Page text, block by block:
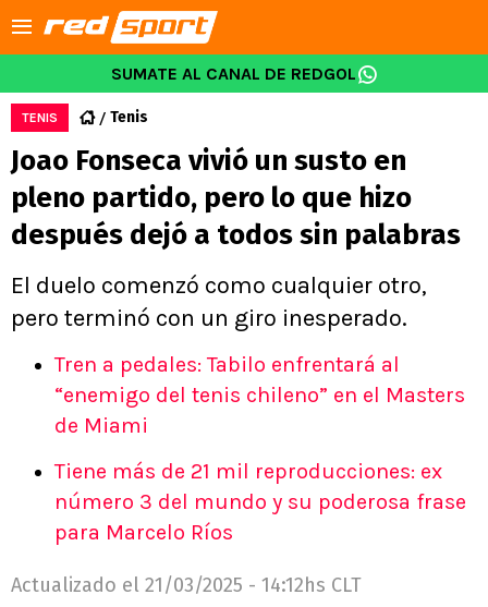
SUMATE AL CANAL DE REDGOL
TENIS Tenis
Joao Fonseca vivió un susto en
pleno partido, pero lo que hizo
después dejó a todos sin palabras
El duelo comenzó como cualquier otro,
pero terminó con un giro inesperado.
Tren a pedales: Tabilo enfrentará al
“enemigo del tenis chileno” en el Masters
de Miami
Tiene más de 21 mil reproducciones: ex
número 3 del mundo y su poderosa frase
para Marcelo Ríos
Actualizado el 21/03/2025 - 14:12hs CLT